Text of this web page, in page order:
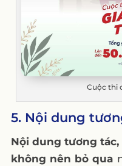
Cuộc thi
5. Nội dung
Nội dung tương
không nên bỏ qua